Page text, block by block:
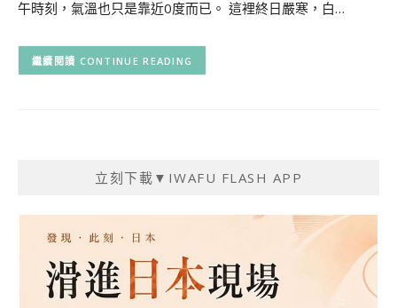
午時刻，氣溫也只是靠近0度而已。 這裡終日嚴寒，白…
CONTINUE READING
立刻下載▼IWAFU FLASH APP